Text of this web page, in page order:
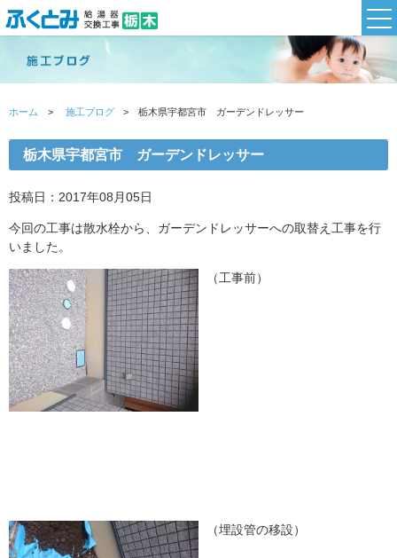
ホーム 施工ブログ 栃木県宇都宮市 ガーデンドレッサー
栃木県宇都宮市 ガーデンドレッサー
投稿日：2017年08月05日
今回の工事は散水栓から、ガーデンドレッサーへの取替え工事を行
いました。
（工事前）
（埋設管の移設）